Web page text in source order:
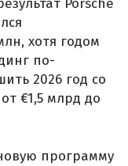
Porsche
хотя годом
по-
2026 год со
€1,5 млрд до
программу